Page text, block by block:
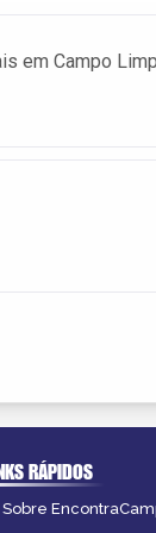
em Campo
RÁPIDOS
Sobre